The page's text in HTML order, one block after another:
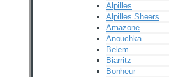
Alpilles
Alpilles Sheers
Amazone
Anouchka
Belem
Biarritz
Bonheur